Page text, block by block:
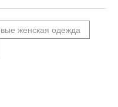
женская одежда